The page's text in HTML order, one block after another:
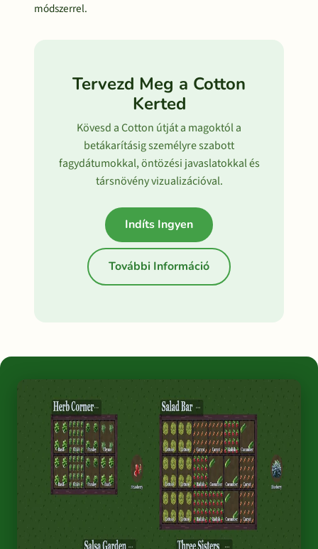
módszerrel.
Tervezd Meg a Cotton
Kerted
Kövesd a Cotton útját a magoktól a
betákarításig személyre szabott
fagydátumokkal, öntözési javaslatokkal és
társnövény vizualizációval.
Indíts Ingyen
További Információ